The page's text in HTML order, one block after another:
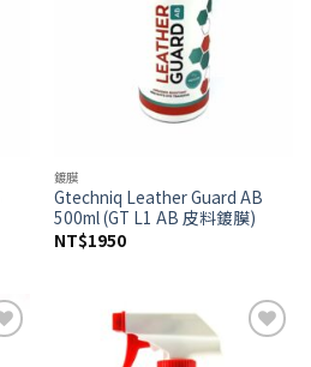
鍍膜
Gtechniq Leather Guard AB
500ml (GT L1 AB 皮料鍍膜)
NT$1950